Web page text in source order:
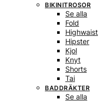
BIKINITROSOR
Se alla
Fold
Highwaist
Hipster
Kjol
Knyt
Shorts
Tai
BADDRÄKTER
Se alla